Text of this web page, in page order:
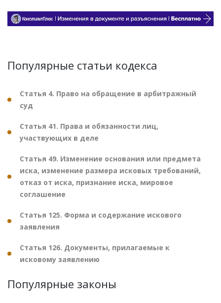
Популярные статьи кодекса
Статья 4. Право на обращение в арбитражный
суд
Статья 41. Права и обязанности лиц,
участвующих в деле
Статья 49. Изменение основания или предмета
иска, изменение размера исковых требований,
отказ от иска, признание иска, мировое
соглашение
Статья 125. Форма и содержание искового
заявления
Статья 126. Документы, прилагаемые к
исковому заявлению
Популярные законы